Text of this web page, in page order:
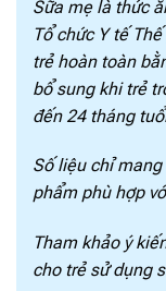
[popup_anything
id="1924"]
[popup_anything
id="1925"]
[popup_anything
id="1926"]
[popup_anything
id="1929"]
Sữa mẹ là thức
Tổ chức Y tế
trẻ hoàn toàn
bổ sung khi trẻ
đến 24 tháng
Số liệu chỉ
phẩm phù hợp
Tham khảo ý
cho trẻ sử dụng